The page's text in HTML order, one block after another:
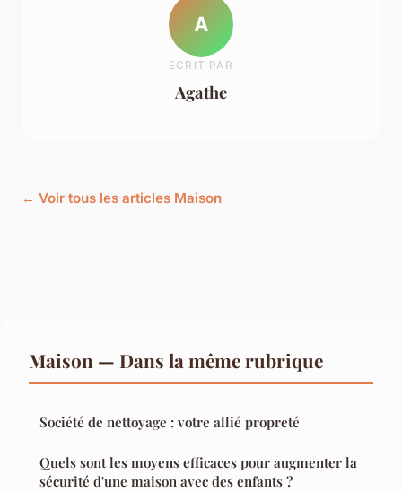
A
ECRIT PAR
Agathe
← Voir tous les articles Maison
Maison — Dans la même rubrique
Société de nettoyage : votre allié propreté
Quels sont les moyens efficaces pour augmenter la
sécurité d'une maison avec des enfants ?